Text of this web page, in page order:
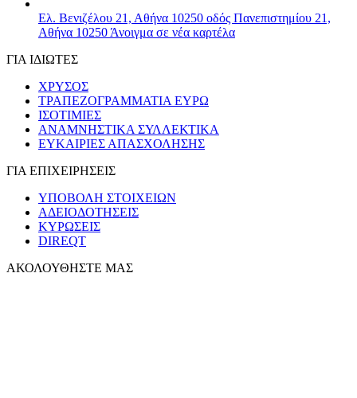
Ελ. Βενιζέλου 21, Αθήνα 10250 οδός Πανεπιστημίου 21,
Αθήνα 10250 Άνοιγμα σε νέα καρτέλα
ΓΙΑ ΙΔΙΩΤΕΣ
ΧΡΥΣΟΣ
ΤΡΑΠΕΖΟΓΡΑΜΜΑΤΙΑ ΕΥΡΩ
ΙΣΟΤΙΜΙΕΣ
ΑΝΑΜΝΗΣΤΙΚΑ ΣΥΛΛΕΚΤΙΚΑ
ΕΥΚΑΙΡΙΕΣ ΑΠΑΣΧΟΛΗΣΗΣ
ΓΙΑ ΕΠΙΧΕΙΡΗΣΕΙΣ
ΥΠΟΒΟΛΗ ΣΤΟΙΧΕΙΩΝ
ΑΔΕΙΟΔΟΤΗΣΕΙΣ
ΚΥΡΩΣΕΙΣ
DIREQT
ΑΚΟΛΟΥΘΗΣΤΕ ΜΑΣ